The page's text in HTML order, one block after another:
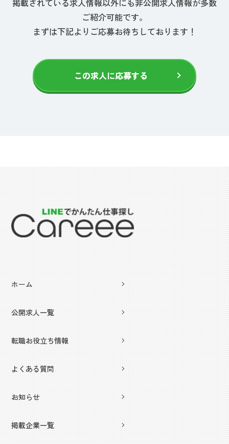
ご紹介可能です。
まずは下記よりご応募お待ちしております！
この求人に応募する
ホーム
公開求人一覧
転職お役立ち情報
よくある質問
お知らせ
掲載企業一覧